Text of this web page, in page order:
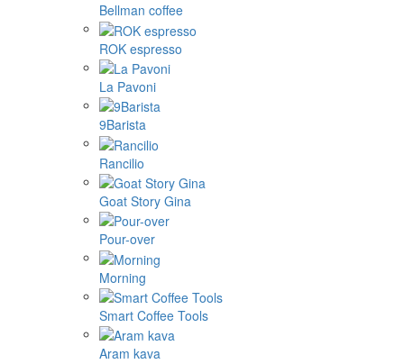
Bellman coffee
ROK espresso
La Pavoni
9Barista
Rancilio
Goat Story Gina
Pour-over
Morning
Smart Coffee Tools
Aram kava